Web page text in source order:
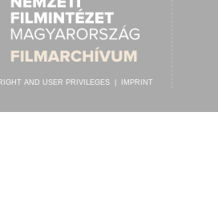
AND USER PRIVILEGES IMPRINT